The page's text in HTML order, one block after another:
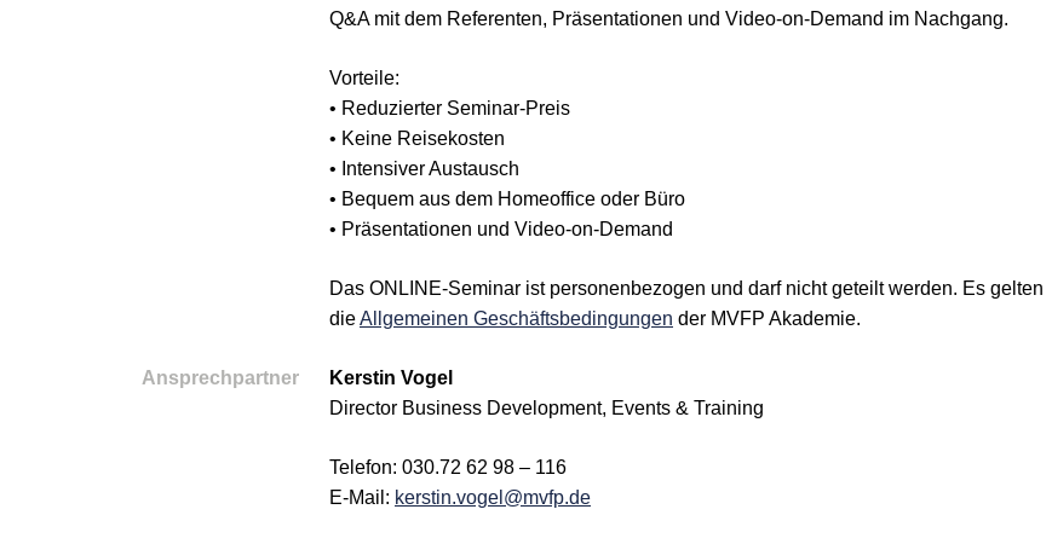
Q&A mit dem Referenten, Präsentationen und Video-on-Demand im Nachgang.
Vorteile:
• Reduzierter Seminar-Preis
• Keine Reisekosten
• Intensiver Austausch
• Bequem aus dem Homeoffice oder Büro
• Präsentationen und Video-on-Demand
Das ONLINE-Seminar ist personenbezogen und darf nicht geteilt werden. Es gelten
dieAllgemeinen Geschäftsbedingungen der MVFP Akademie.
Ansprechpartner
Kerstin Vogel
Director Business Development, Events & Training
Telefon: 030.72 62 98 – 116
E-Mail: kerstin.vogel@mvfp.de